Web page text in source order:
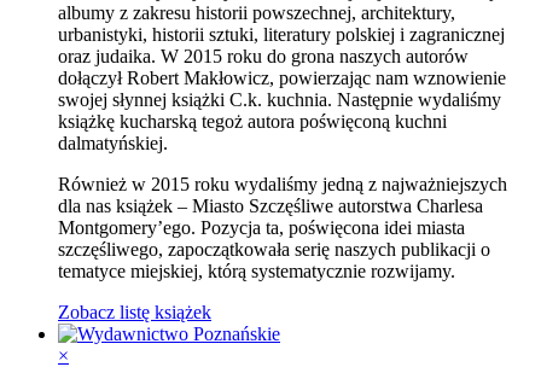
albumy z zakresu historii powszechnej, architektury,
urbanistyki, historii sztuki, literatury polskiej i zagranicznej
oraz judaika. W 2015 roku do grona naszych autorów
dołączył Robert Makłowicz, powierzając nam wznowienie
swojej słynnej książki C.k. kuchnia. Następnie wydaliśmy
książkę kucharską tegoż autora poświęconą kuchni
dalmatyńskiej.
Również w 2015 roku wydaliśmy jedną z najważniejszych
dla nas książek – Miasto Szczęśliwe autorstwa Charlesa
Montgomery’ego. Pozycja ta, poświęcona idei miasta
szczęśliwego, zapoczątkowała serię naszych publikacji o
tematyce miejskiej, którą systematycznie rozwijamy.
Zobacz listę książek
×